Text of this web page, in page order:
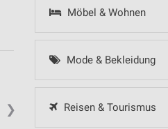
Möbel & Wohnen
Mode & Bekleidung
Reisen & Tourismus
❯